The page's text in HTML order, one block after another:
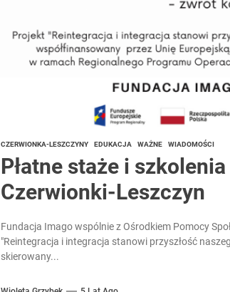
CZERWIONKA-LESZCZYNY EDUKACJA WAŻNE WIADOMOŚCI
Płatne staże i
Czerwionki-Leszczyn
Fundacja Imago wspólnie z Ośrodkiem Pomocy
"Reintegracja i integracja stanowi przyszłość
skierowany...